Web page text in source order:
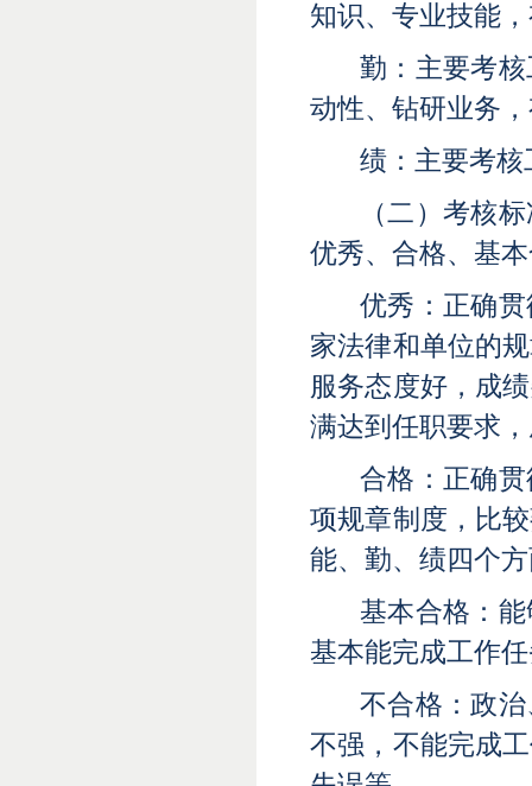
知识、专业技能
勤：主要考
动性、钻研业务
绩：主要考
（二）考核
优秀、合格、基
优秀：正确
家法律和单位的
服务态度好，成
满达到任职要求
合格：正确
项规章制度，比
能、勤、绩四个
基本合格：
基本能完成工作
不合格：政
不强，不能完成